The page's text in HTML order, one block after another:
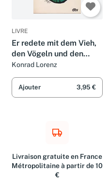
LIVRE
Er redete mit dem Vieh,
den Vögeln und den
Fischen. dtv[-
Konrad Lorenz
Ajouter 3,95 €
Livraison gratuite en France
Métropolitaine à partir de 10
€